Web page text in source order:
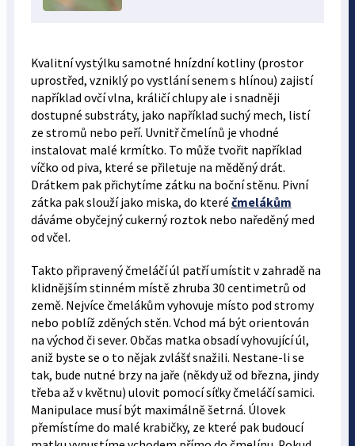
Kvalitní vystýlku samotné hnízdní kotliny (prostor
uprostřed, vzniklý po vystlání senem s hlínou) zajistí
například ovčí vlna, králičí chlupy ale i snadněji
dostupné substráty, jako například suchý mech, listí
ze stromů nebo peří. Uvnitř čmelínů je vhodné
instalovat malé krmítko. To může tvořit například
víčko od piva, které se přiletuje na měděný drát.
Drátkem pak přichytíme zátku na boční stěnu. Pivní
zátka pak slouží jako miska, do které čmelákům
dáváme obyčejný cukerný roztok nebo naředěný med
od včel.
Takto připravený čmeláčí úl patří umístit v zahradě na
klidnějším stinném místě zhruba 30 centimetrů od
země. Nejvíce čmelákům vyhovuje místo pod stromy
nebo poblíž zděných stěn. Vchod má být orientován
na východ či sever. Občas matka obsadí vyhovující úl,
aniž byste se o to nějak zvlášť snažili. Nestane-li se
tak, bude nutné brzy na jaře (někdy už od března, jindy
třeba až v květnu) ulovit pomocí síťky čmeláčí samici.
Manipulace musí být maximálně šetrná. Úlovek
přemístíme do malé krabičky, ze které pak budoucí